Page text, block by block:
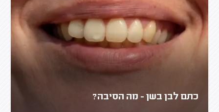
כתם לבן בשן - מה הסיבה?